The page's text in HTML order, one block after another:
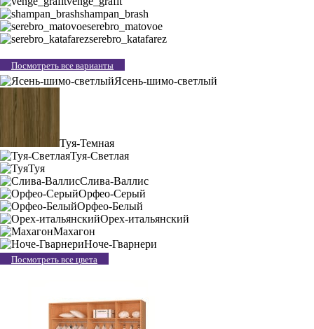
shampan_brash
serebro_matovoe
serebro_katafarez
Посмотреть все варианты
Ясень-шимо-светлый
Туя-Темная
Туя-Светлая
Туя
Слива-Валлис
Орфео-Серый
Орфео-Белый
Орех-итальянский
Махагон
Ноче-Гварнери
Посмотреть все цвета